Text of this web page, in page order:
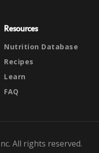
Resources
Nutrition Database
Recipes
Learn
FAQ
All rights reserved.